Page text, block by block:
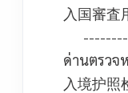
入国審査
ด่านตรวจ
入境护照